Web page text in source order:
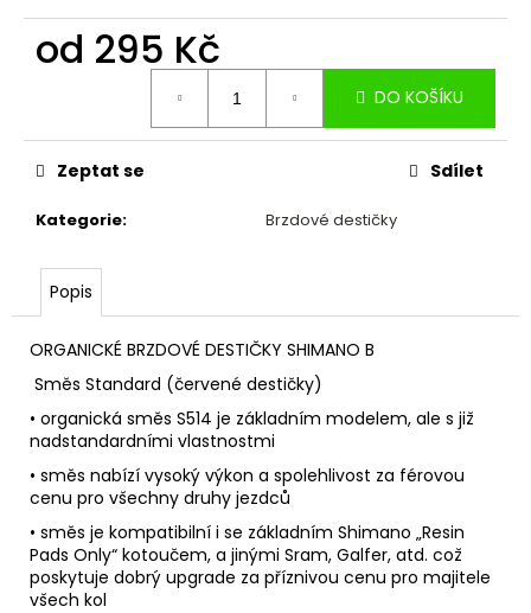
od 295 Kč
DO KOŠÍKU
Kategorie: Brzdové destičky
Zeptat se Sdílet
Popis
ORGANICKÉ BRZDOVÉ DESTIČKY SHIMANO B
Směs Standard (červené destičky)
• organická směs S514 je základním modelem, ale s již
nadstandardními vlastnostmi
• směs nabízí vysoký výkon a spolehlivost za férovou
cenu pro všechny druhy jezdců
• směs je kompatibilní i se základním Shimano „Resin
Pads Only“ kotoučem, a jinými Sram, Galfer, atd. což
poskytuje dobrý upgrade za příznivou cenu pro majitele
všech kol
PŘILBA
O'NEAL
159